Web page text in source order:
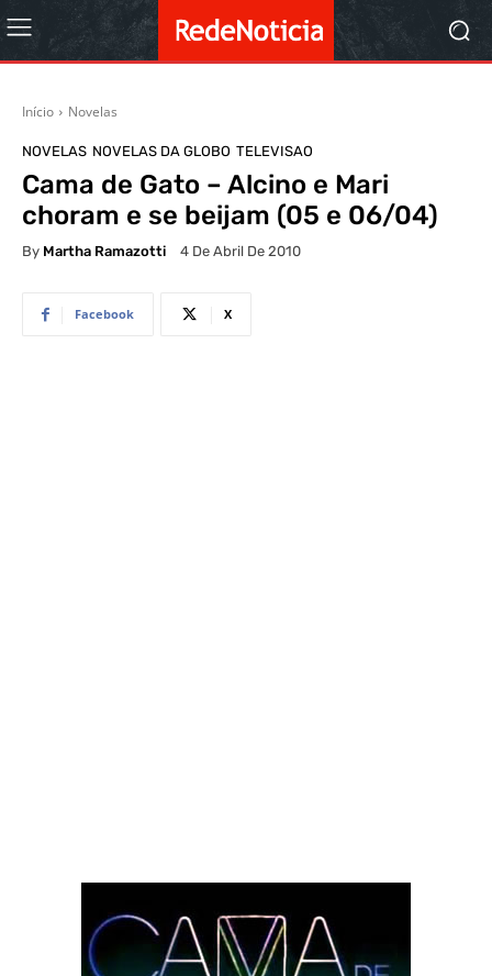
Início Novelas
NOVELAS NOVELAS DA GLOBO TELEVISAO
Cama de Gato – Alcino e Mari
choram e se beijam (05 e 06/04)
By Martha Ramazotti 4 De Abril De 2010
Facebook X